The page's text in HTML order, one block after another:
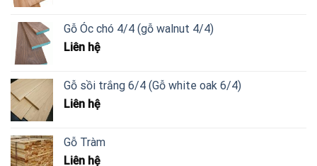
Gỗ Óc chó 4/4 (gỗ walnut 4/4)
Liên hệ
Gỗ sồi trắng 6/4 (Gỗ white oak 6/4)
Liên hệ
Gỗ Tràm
Liên hệ